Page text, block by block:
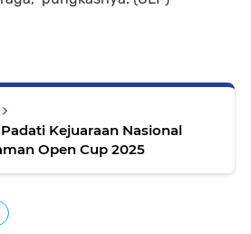
Kejuaraan Nasional
Open Cup 2025